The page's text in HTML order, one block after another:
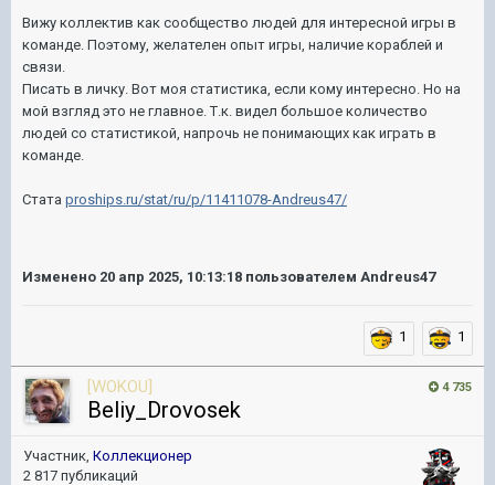
Вижу коллектив как сообщество людей для интересной игры в
команде. Поэтому, желателен опыт игры, наличие кораблей и
связи.
Писать в личку. Вот моя статистика, если кому интересно. Но на
мой взгляд это не главное. Т.к. видел большое количество
людей со статистикой, напрочь не понимающих как играть в
команде.
Стата proships.ru/stat/ru/p/11411078-Andreus47/
Изменено 20 апр 2025, 10:13:18 пользователем Andreus47
1 1
4 735
[WOKOU]
Beliy_Drovosek
Участник, Коллекционер
2 817 публикаций